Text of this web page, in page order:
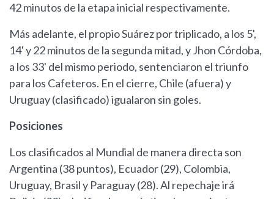
42 minutos de la etapa inicial respectivamente.
Más adelante, el propio Suárez por triplicado, a los 5',
14' y 22 minutos de la segunda mitad, y Jhon Córdoba,
a los 33' del mismo periodo, sentenciaron el triunfo
para los Cafeteros. En el cierre, Chile (afuera) y
Uruguay (clasificado) igualaron sin goles.
Posiciones
Los clasificados al Mundial de manera directa son
Argentina (38 puntos), Ecuador (29), Colombia,
Uruguay, Brasil y Paraguay (28). Al repechaje irá